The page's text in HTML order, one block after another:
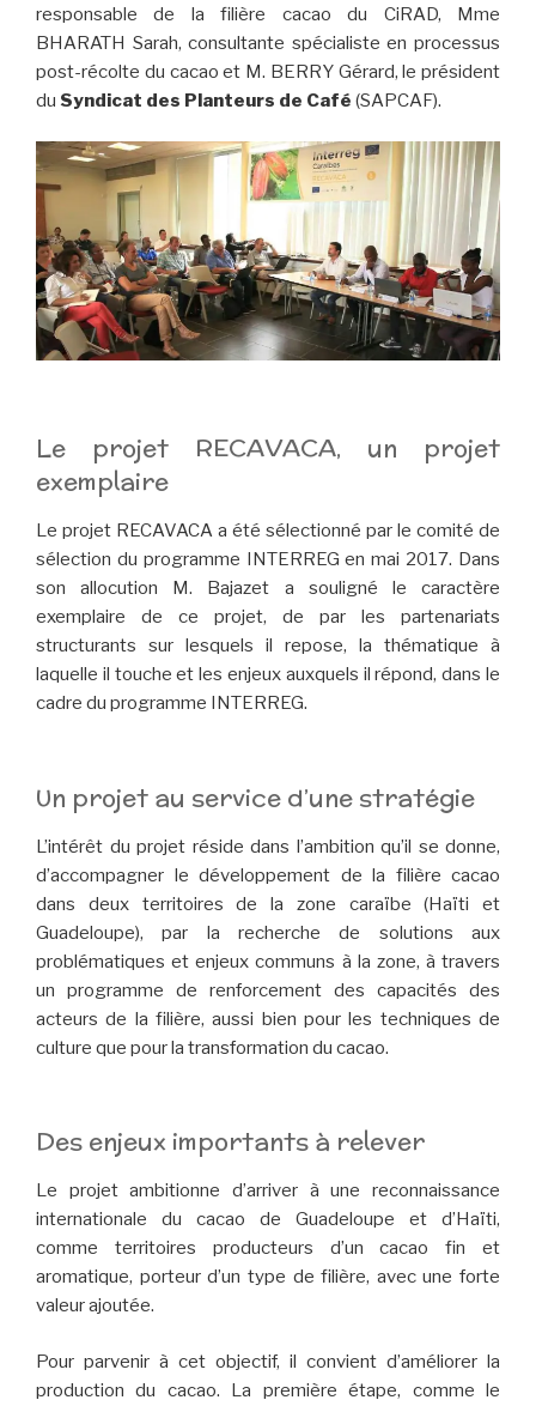
responsable de la filière cacao du CiRAD, Mme
BHARATH Sarah, consultante spécialiste en processus
post-récolte du cacao et M. BERRY Gérard, le président
du Syndicat des Planteurs de Café (SAPCAF).
Le projet RECAVACA, un projet
exemplaire
Le projet RECAVACA a été sélectionné par le comité de
sélection du programme INTERREG en mai 2017. Dans
son allocution M. Bajazet a souligné le caractère
exemplaire de ce projet, de par les partenariats
structurants sur lesquels il repose, la thématique à
laquelle il touche et les enjeux auxquels il répond, dans le
cadre du programme INTERREG.
Un projet au service d’une stratégie
L’intérêt du projet réside dans l’ambition qu’il se donne,
d’accompagner le développement de la filière cacao
dans deux territoires de la zone caraïbe (Haïti et
Guadeloupe), par la recherche de solutions aux
problématiques et enjeux communs à la zone, à travers
un programme de renforcement des capacités des
acteurs de la filière, aussi bien pour les techniques de
culture que pour la transformation du cacao.
Des enjeux importants à relever
Le projet ambitionne d’arriver à une reconnaissance
internationale du cacao de Guadeloupe et d’Haïti,
comme territoires producteurs d’un cacao fin et
aromatique, porteur d’un type de filière, avec une forte
valeur ajoutée.
Pour parvenir à cet objectif, il convient d’améliorer la
production du cacao. La première étape, comme le